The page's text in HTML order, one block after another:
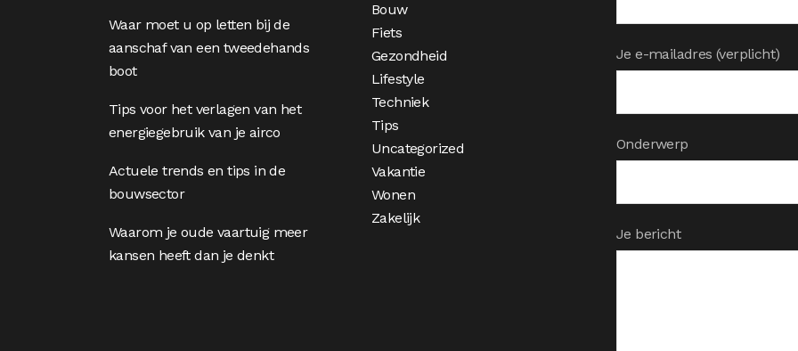
Waar moet u op letten bij de
aanschaf van een tweedehands
boot
Tips voor het verlagen van het
energiegebruik van je airco
Actuele trends en tips in de
bouwsector
Waarom je oude vaartuig meer
kansen heeft dan je denkt
Bouw
Fiets
Gezondheid
Lifestyle
Techniek
Tips
Uncategorized
Vakantie
Wonen
Zakelijk
Je e-mailadres (verplicht)
Onderwerp
Je bericht